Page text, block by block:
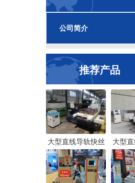
公司简介
推荐产品
大型直线导轨快丝 大型